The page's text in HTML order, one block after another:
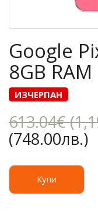
Google
8GB
ИЗЧЕРПАН
613.04€
(748.00лв.)
Купи